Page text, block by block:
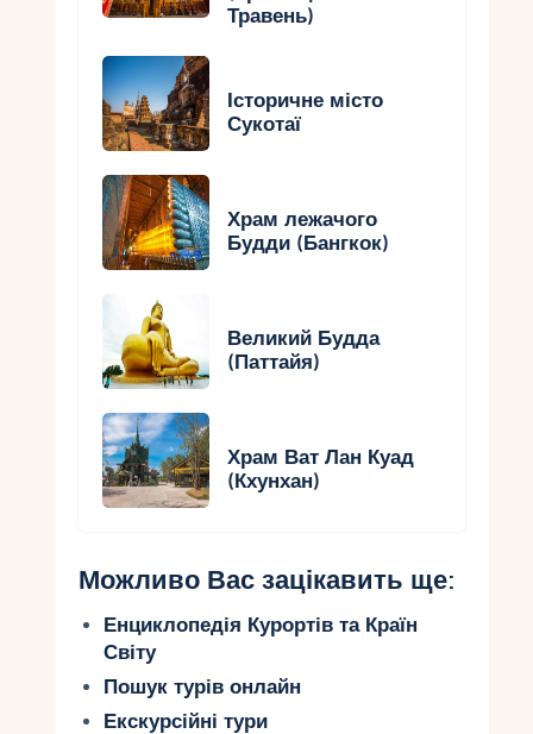
Травень)
Історичне місто
Сукотаї
Храм лежачого
Будди (Бангкок)
Великий Будда
(Паттайя)
Храм Ват Лан Куад
(Кхунхан)
Можливо Вас зацікавить ще:
Енциклопедія Курортів та Країн
Світу
Пошук турів онлайн
Екскурсійні тури